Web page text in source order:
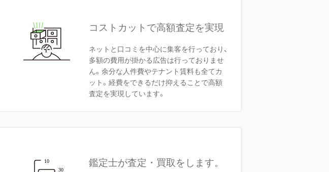
コストカットで高額査定を実現
ネットと口コミを中心に集客を行っており、
多額の費用が掛かる広告は行っておりませ
ん。余分な人件費やテナント賃料も全てカ
ット。経費をできるだけ抑えることで高額
査定を実現しています。
鑑定士が査定・買取をします。